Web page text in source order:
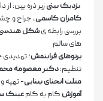
نزدیک بینیزیر ذره بین: از
کامران کاسمی، جراح و
بررسی رابطه یشکل
های سالم
پرتوهای فرابنفش؛ تهدیدی
تنظیم:دکتر معصومه
مثلث انحنای بینایی-تهیه
آموزش گام­ به ­گامعینک­